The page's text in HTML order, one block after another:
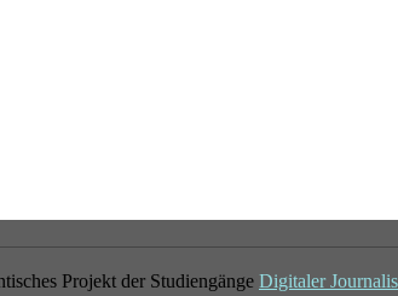
Projekt der Studiengänge Digitaler